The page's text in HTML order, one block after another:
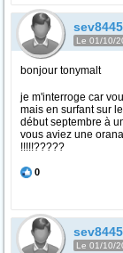
Le 01/10/
bonjour tonymalt
je m'interroge car
mais en surfant sur
début septembre à
vous aviez une
!!!!!?????
0
Le 01/10/